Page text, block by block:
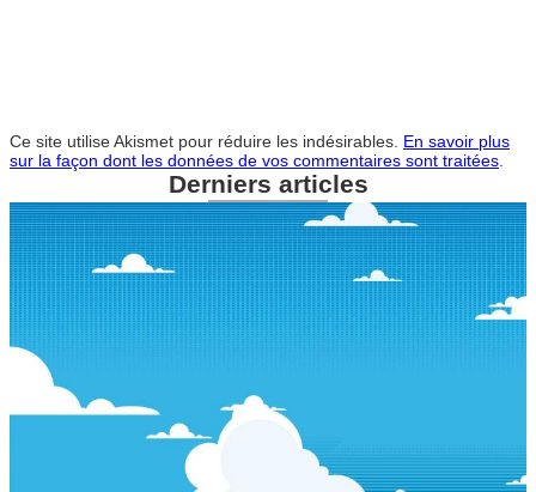
Ce site utilise Akismet pour réduire les indésirables. En savoir plus
sur la façon dont les données de vos commentaires sont traitées
Derniers articles